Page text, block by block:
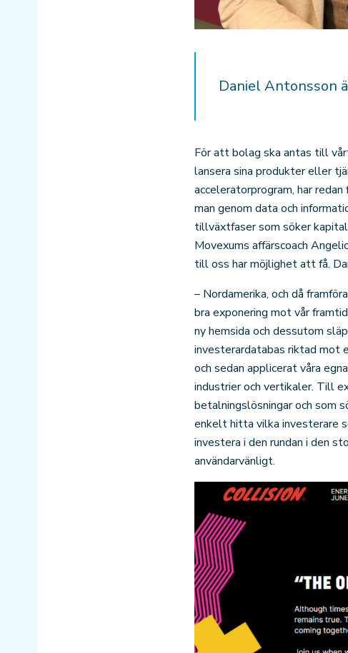
Daniel Antonsson
För att bolag ska antas till
lansera sina produkter eller
acceleratorprogram, har
man genom data och
tillväxtfaser som söker
Movexums affärscoach
till oss har möjlighet att få.
– Nordamerika, och då
bra exponering mot vår
ny hemsida och dessutom
investerardatabas riktad mot
och sedan applicerat våra
industrier och vertikaler. Till
betalningslösningar och som
enkelt hitta vilka investerare
investera i den rundan i den
användarvänligt.